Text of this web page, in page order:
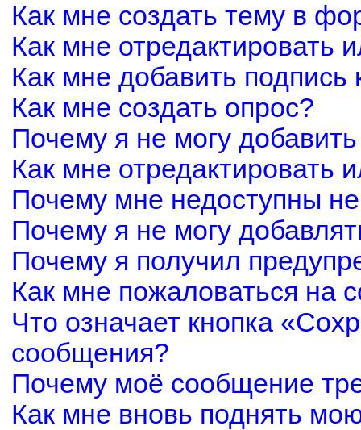
Как мне создать тему в
Как мне отредактировать
Как мне добавить
Как мне создать опрос?
Почему я не могу
Как мне отредактировать
Почему мне недоступны
Почему я не могу
Почему я получил
Как мне пожаловаться на
Что означает кнопка
сообщения?
Почему моё сообщение
Как мне вновь поднять